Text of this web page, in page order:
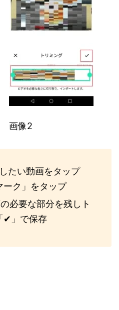
画像2
たい動画をタップ
ク」をタップ
必要な部分を残しト
✔」で保存